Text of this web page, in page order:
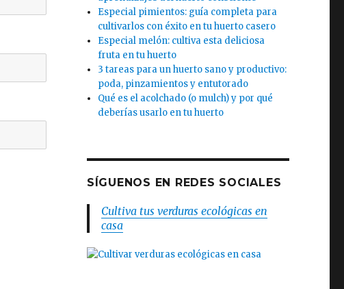
Especial pimientos: guía completa para
cultivarlos con éxito en tu huerto casero
Especial melón: cultiva esta deliciosa
fruta en tu huerto
3 tareas para un huerto sano y productivo:
poda, pinzamientos y entutorado
Qué es el acolchado (o mulch) y por qué
deberías usarlo en tu huerto
SÍGUENOS EN REDES SOCIALES
Cultiva tus verduras ecológicas en
casa